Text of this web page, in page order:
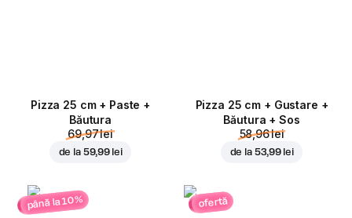
Pizza 25 cm + Paste +
Băutura
69,97 lei
de la 59,99 lei
Pizza 25 cm + Gustare +
Băutura + Sos
58,96 lei
de la 53,99 lei
până la 10% ofertă